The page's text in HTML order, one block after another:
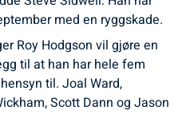
med en ryggskade.
Roy Hodgson vil gjøre en
til at han har hele fem
til. Joal Ward,
Scott Dann og Jason